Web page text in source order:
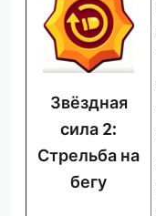
Звёздная
сила 2:
Стрельба на
бегу